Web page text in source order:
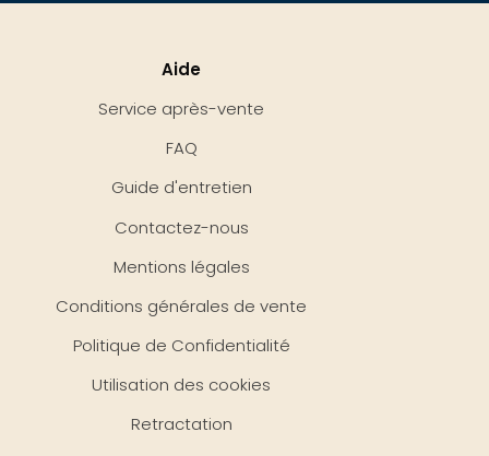
Aide
Service après-vente
FAQ
Guide d'entretien
Contactez-nous
Mentions légales
Conditions générales de vente
Politique de Confidentialité
Utilisation des cookies
Retractation